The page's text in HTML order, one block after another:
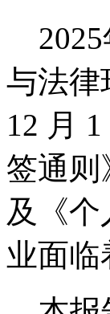
2025
与法律
12 月
签通则
及《
业面